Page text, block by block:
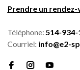
Prendre un rendez-
Téléphone: 514-934-
Courriel: info@e2-